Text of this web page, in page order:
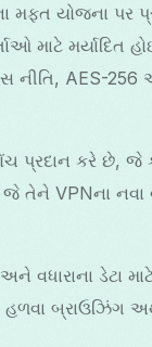
યોજના પર
માટે મર્યાદિત
નીતિ, AES-
પ્રદાન કરે છે,
તેને VPNના
વધારાના ડેટા
બ્રાઉઝિંગ